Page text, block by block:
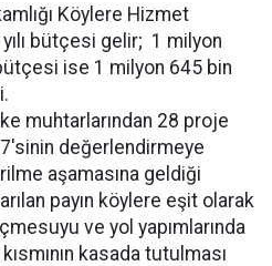
Köylere Hizmet
bütçesi gelir; 1 milyon
ise 1 milyon 645 bin
muhtarlarından 28 proje
değerlendirmeye
aşamasına geldiği
payın köylere eşit olarak
ve yol yapımlarında
kasada tutulması